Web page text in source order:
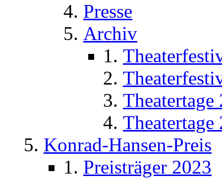
Presse
Archiv
Theatertage
Theatertage
Konrad-Hansen-Preis
Preisträger 2023